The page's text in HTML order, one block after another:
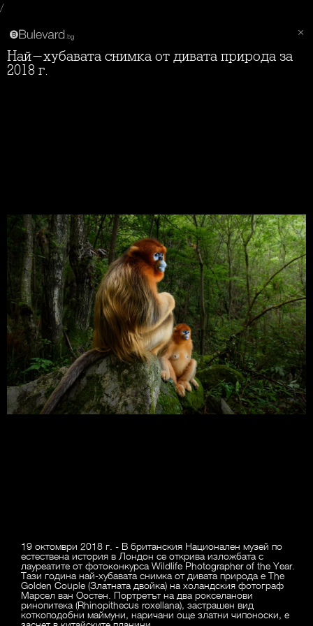
/
Най-хубавата снимка от дивата природа за
2018 г.
19 октомври 2018 г. - В британския Национален музей по
естествена история в Лондон се открива изложбата с
лауреатите от фотоконкурса Wildlife Photographer of the Year.
Тази година най-хубавата снимка от дивата природа е The
Golden Couple (Златната двойка) на холандския фотограф
Марсел ван Оостен. Портретът на два рокселанови
ринопитека (Rhinopithecus roxellana), застрашен вид
коткоподобни маймуни, наричани още златни чипоноски, е